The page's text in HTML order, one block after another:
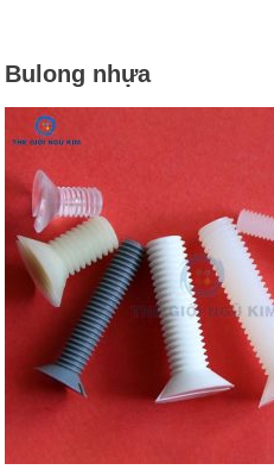
Bulong nhựa